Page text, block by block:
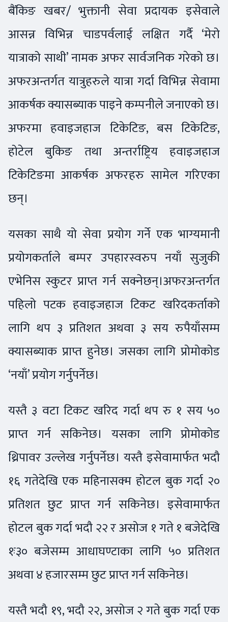
बैंकिङ खबर/ भुक्तानी सेवा प्रदायक इसेवाले
आसन्न विभिन्न चाडपर्वलाई लक्षित गर्दै ‘मेरो
यात्राको साथी’ नामक अफर सार्वजनिक गरेको छ।
अफरअन्तर्गत यात्रुहरुले यात्रा गर्दा विभिन्न सेवामा
आकर्षक क्यासब्याक पाइने कम्पनीले जनाएको छ।
अफरमा हवाइजहाज टिकेटिङ, बस टिकेटिङ,
होटेल बुकिङ तथा अन्तर्राष्ट्रिय हवाइजहाज
टिकेटिङमा आकर्षक अफरहरु सामेल गरिएका
छन्।
यसका साथै यो सेवा प्रयोग गर्ने एक भाग्यमानी
प्रयोगकर्ताले बम्पर उपहारस्वरुप नयाँ सुजुकी
एभेनिस स्कुटर प्राप्त गर्न सक्नेछन्।अफरअन्तर्गत
पहिलो पटक हवाइजहाज टिकट खरिदकर्ताको
लागि थप ३ प्रतिशत अथवा ३ सय रुपैयाँसम्म
क्यासब्याक प्राप्त हुनेछ। जसका लागि प्रोमोकोड
‘नयाँ’ प्रयोग गर्नुपर्नेछ।
यस्तै ३ वटा टिकट खरिद गर्दा थप रु १ सय ५०
प्राप्त गर्न सकिनेछ। यसका लागि प्रोमोकोड
थ्रिपावर उल्लेख गर्नुपर्नेछ। यस्तै इसेवामार्फत भदौ
१६ गतेदेखि एक महिनासक्म होटल बुक गर्दा २०
प्रतिशत छुट प्राप्त गर्न सकिनेछ। इसेवामार्फत
होटल बुक गर्दा भदौ २२ र असोज १ गते १ बजेदेखि
१ः३० बजेसम्म आधाघण्टाका लागि ५० प्रतिशत
अथवा ४ हजारसम्म छुट प्राप्त गर्न सकिनेछ।
यस्तै भदौ १९, भदौ २२, असोज २ गते बुक गर्दा एक